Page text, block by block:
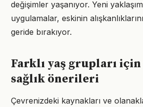
değişimler yaşanıyor. Yeni
uygulamalar, eskinin
geride bırakıyor.
Farklı yaş grupları
sağlık önerileri
Çevrenizdeki kaynakları ve